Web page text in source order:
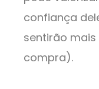
confiança
sentirão
compra).